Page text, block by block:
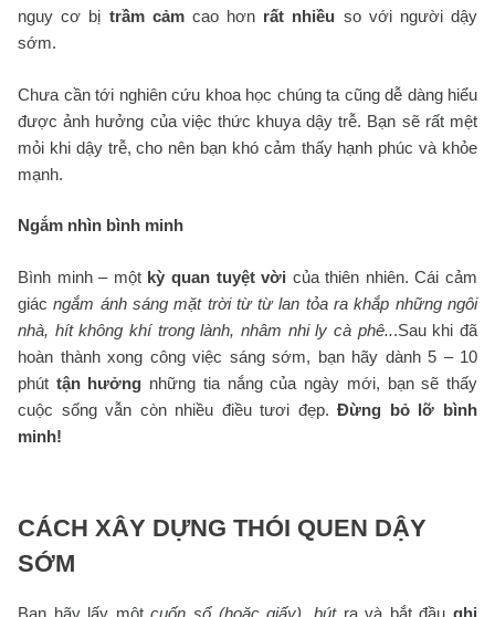
nguy cơ bị trầm cảmcao hơn rất nhiều so với người dậy
sớm.
Chưa cần tới nghiên cứu khoa học chúng ta cũng dễ dàng hiểu
được ảnh hưởng của việc thức khuya dậy trễ. Bạn sẽ rất mệt
mỏi khi dậy trễ, cho nên bạn khó cảm thấy hạnh phúc và khỏe
mạnh.
Ngắm nhìn bình minh
Bình minh – một kỳ quan tuyệt vời của thiên nhiên. Cái cảm
giácngắm ánh sáng mặt trời từ từ lan tỏa ra khắp những ngôi
nhà, hít không khí trong lành, nhâm nhi ly cà phê...Sau khi đã
hoàn thành xong công việc sáng sớm, bạn hãy dành 5 – 10
phút tận hưởng những tia nắng của ngày mới, bạn sẽ thấy
cuộc sống vẫn còn nhiều điều tươi đẹp.Đừng bỏ lỡ bình
minh!
CÁCH XÂY DỰNG THÓI QUEN DẬY
SỚM
Bạn hãy lấy mộtcuốn sổ (hoặc giấy), bútra và bắt đầu ghi